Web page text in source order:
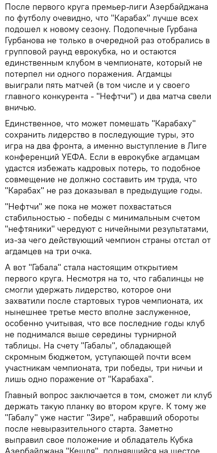
После первого круга премьер-лиги Азербайджана
по футболу очевидно, что "Карабах" лучше всех
подошел к новому сезону. Подопечные Гурбана
Гурбанова не только в очередной раз отобрались в
групповой раунд еврокубка, но и остаются
единственным клубом в чемпионате, который не
потерпел ни одного поражения. Агдамцы
выиграли пять матчей (в том числе и у своего
главного конкурента - "Нефтчи") и два матча свели
вничью.
Единственное, что может помешать "Карабаху"
сохранить лидерство в последующие туры, это
игра на два фронта, а именно выступление в Лиге
конференций УЕФА. Если в еврокубке агдамцам
удастся избежать кадровых потерь, то подобное
совмещение не должно составить им труда, что
"Карабах" не раз доказывал в предыдущие годы.
"Нефтчи" же пока не может похвастаться
стабильностью - победы с минимальным счетом
"нефтяники" чередуют с ничейными результатами,
из-за чего действующий чемпион страны отстал от
агдамцев на три очка.
А вот "Габала" стала настоящим открытием
первого круга. Несмотря на то, что габалинцы не
смогли удержать лидерство, которое они
захватили после стартовых туров чемпионата, их
нынешнее третье место вполне заслуженное,
особенно учитывая, что все последние годы клуб
не поднимался выше середины турнирной
таблицы. На счету "Габалы", обладающей
скромным бюджетом, уступающей почти всем
участникам чемпионата, три победы, три ничьи и
лишь одно поражение от "Карабаха".
Главный вопрос заключается в том, сможет ли клуб
держать такую планку во втором круге. К тому же
"Габалу" уже настиг "Зире", набравший обороты
после невыразительного старта. Заметно
выправил свое положение и обладатель Кубка
Азербайджана "Кешля", поднявшийся на шестое